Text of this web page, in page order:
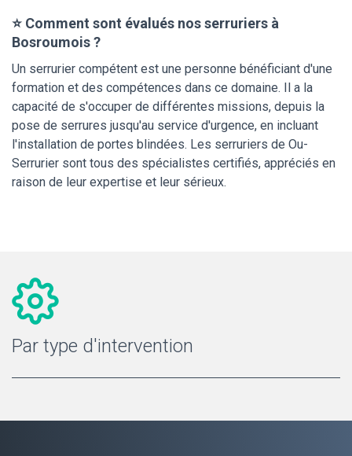
⭐ Comment sont évalués nos serruriers à
Bosroumois ?
Un serrurier compétent est une personne bénéficiant d'une
formation et des compétences dans ce domaine. Il a la
capacité de s'occuper de différentes missions, depuis la
pose de serrures jusqu'au service d'urgence, en incluant
l'installation de portes blindées. Les serruriers de Ou-
Serrurier sont tous des spécialistes certifiés, appréciés en
raison de leur expertise et leur sérieux.
Par type d'intervention